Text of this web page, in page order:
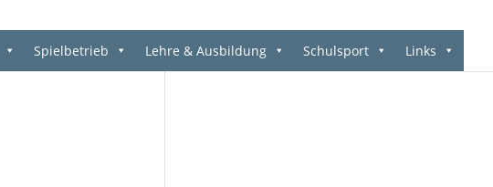
Spielbetrieb Lehre & Ausbildung Schulsport Links